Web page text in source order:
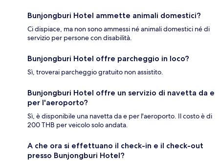
Bunjongburi Hotel ammette animali domestici?
Ci dispiace, ma non sono ammessi né animali domestici né di
servizio per persone con disabilità.
Bunjongburi Hotel offre parcheggio in loco?
Sì, troverai parcheggio gratuito non assistito.
Bunjongburi Hotel offre un servizio di navetta da e
per l'aeroporto?
Sì, è disponibile una navetta da e per l'aeroporto. Il costo è di
200 THB per veicolo solo andata.
A che ora si effettuano il check-in e il check-out
presso Bunjongburi Hotel?